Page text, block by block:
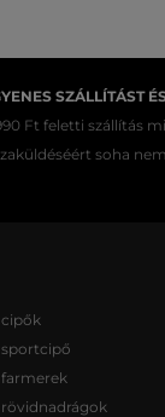
SZÁLLÍTÁST
Ft feletti szállítás
soha
sportcipő